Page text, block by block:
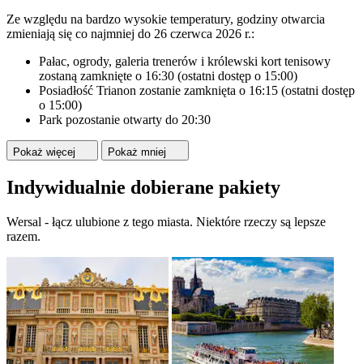
Ze względu na bardzo wysokie temperatury, godziny otwarcia
zmieniają się co najmniej do 26 czerwca 2026 r.:
Pałac, ogrody, galeria trenerów i królewski kort tenisowy
zostaną zamknięte o 16:30 (ostatni dostęp o 15:00)
Posiadłość Trianon zostanie zamknięta o 16:15 (ostatni dostęp
o 15:00)
Park pozostanie otwarty do 20:30
Pokaż więcej Pokaż mniej
Indywidualnie dobierane pakiety
Wersal - łącz ulubione z tego miasta. Niektóre rzeczy są lepsze
razem.